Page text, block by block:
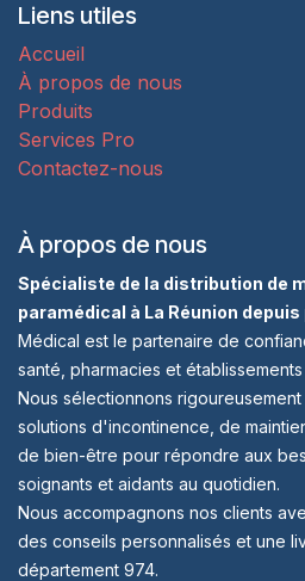
Liens utiles
Accueil
À propos de nous
Produits
Services Pro
Contactez-nous
À propos de nous
Spécialiste de la distribution de
paramédical à La Réunion
Médical est le partenaire de
santé, pharmacies et
Nous sélectionnons
solutions d'incontinence, de
de bien-être pour répondre aux
soignants et aidants au quotidien.
Nous accompagnons nos clients
des conseils personnalisés et une
département 974.